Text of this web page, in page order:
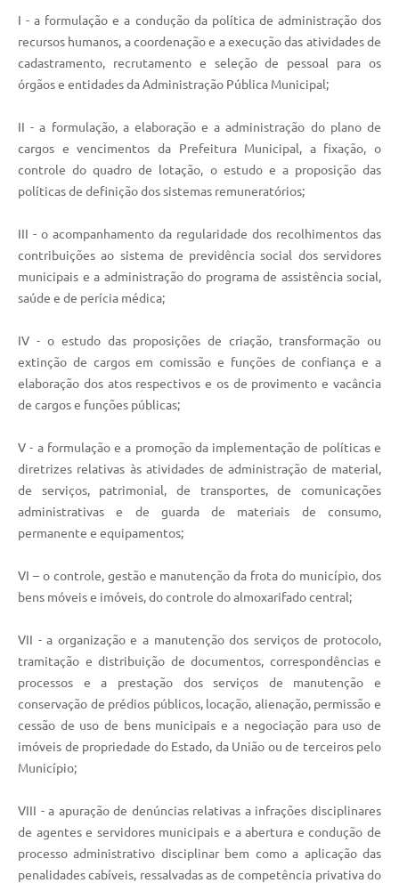
I - a formulação e a condução da política de administração dos
recursos humanos, a coordenação e a execução das atividades de
cadastramento, recrutamento e seleção de pessoal para os
órgãos e entidades da Administração Pública Municipal;
II - a formulação, a elaboração e a administração do plano de
cargos e vencimentos da Prefeitura Municipal, a fixação, o
controle do quadro de lotação, o estudo e a proposição das
políticas de definição dos sistemas remuneratórios;
III - o acompanhamento da regularidade dos recolhimentos das
contribuições ao sistema de previdência social dos servidores
municipais e a administração do programa de assistência social,
saúde e de perícia médica;
IV - o estudo das proposições de criação, transformação ou
extinção de cargos em comissão e funções de confiança e a
elaboração dos atos respectivos e os de provimento e vacância
de cargos e funções públicas;
V - a formulação e a promoção da implementação de políticas e
diretrizes relativas às atividades de administração de material,
de serviços, patrimonial, de transportes, de comunicações
administrativas e de guarda de materiais de consumo,
permanente e equipamentos;
VI – o controle, gestão e manutenção da frota do município, dos
bens móveis e imóveis, do controle do almoxarifado central;
VII - a organização e a manutenção dos serviços de protocolo,
tramitação e distribuição de documentos, correspondências e
processos e a prestação dos serviços de manutenção e
conservação de prédios públicos, locação, alienação, permissão e
cessão de uso de bens municipais e a negociação para uso de
imóveis de propriedade do Estado, da União ou de terceiros pelo
Município;
VIII - a apuração de denúncias relativas a infrações disciplinares
de agentes e servidores municipais e a abertura e condução de
processo administrativo disciplinar bem como a aplicação das
penalidades cabíveis, ressalvadas as de competência privativa do